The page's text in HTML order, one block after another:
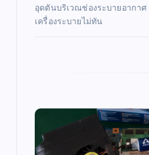
อุดตันบริเวณช่องระบายอากา
เครื่องระบายไม่ทัน